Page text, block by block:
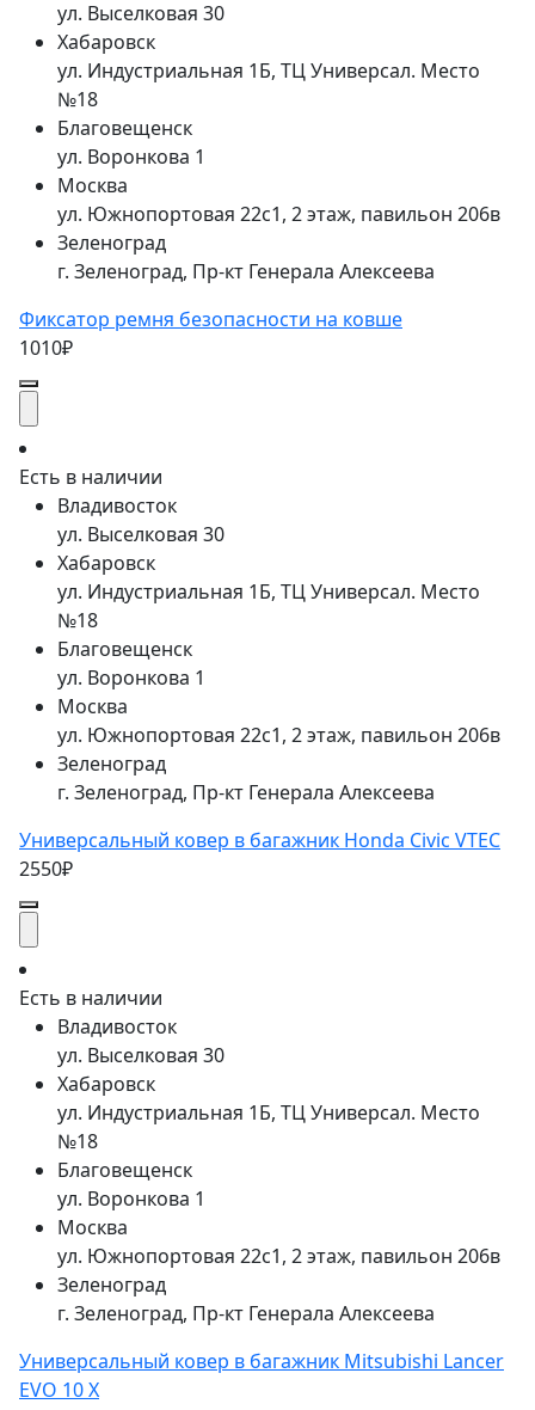
ул. Выселковая 30
Хабаровск
ул. Индустриальная 1Б, ТЦ Универсал. Место
№18
Благовещенск
ул. Воронкова 1
Москва
ул. Южнопортовая 22с1, 2 этаж, павильон 206в
Зеленоград
г. Зеленоград, Пр-кт Генерала Алексеева
Фиксатор ремня безопасности на ковше
1010₽
Есть в наличии
Владивосток
ул. Выселковая 30
Хабаровск
ул. Индустриальная 1Б, ТЦ Универсал. Место
№18
Благовещенск
ул. Воронкова 1
Москва
ул. Южнопортовая 22с1, 2 этаж, павильон 206в
Зеленоград
г. Зеленоград, Пр-кт Генерала Алексеева
Универсальный ковер в багажник Honda Civic VTEC
2550₽
Есть в наличии
Владивосток
ул. Выселковая 30
Хабаровск
ул. Индустриальная 1Б, ТЦ Универсал. Место
№18
Благовещенск
ул. Воронкова 1
Москва
ул. Южнопортовая 22с1, 2 этаж, павильон 206в
Зеленоград
г. Зеленоград, Пр-кт Генерала Алексеева
Универсальный ковер в багажник Mitsubishi Lancer
EVO 10 X